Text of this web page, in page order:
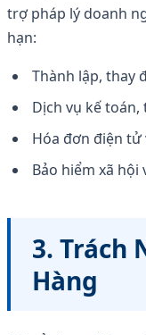
trợ pháp lý doanh
hạn:
Thành lập, thay
Dịch vụ kế toán,
Hóa đơn điện tử
Bảo hiểm xã hội
3. Trách
Hàng